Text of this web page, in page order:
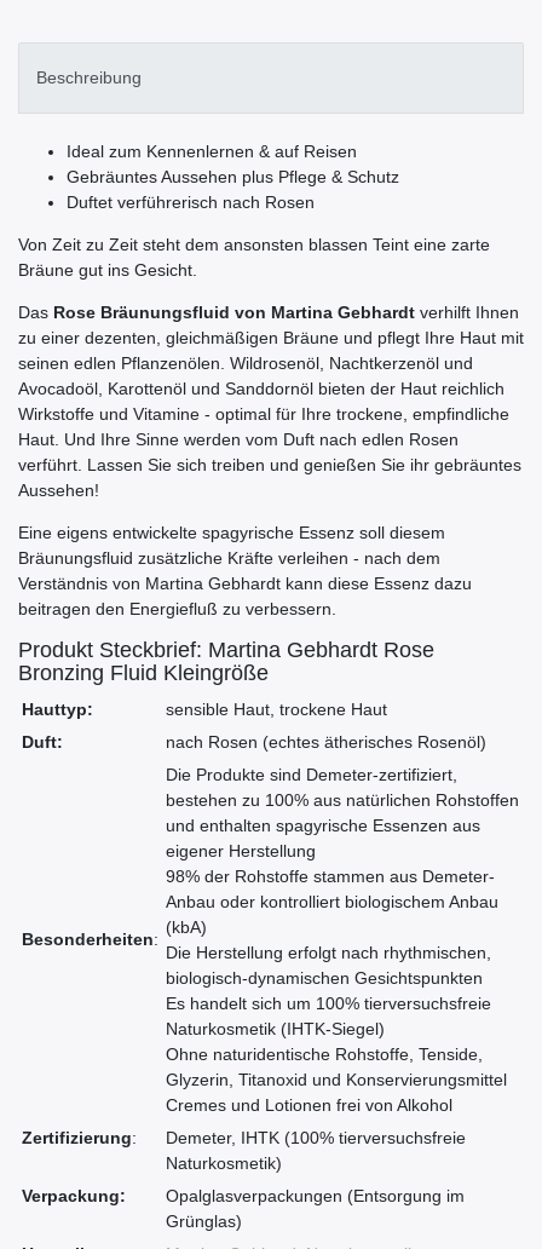
Beschreibung
Ideal zum Kennenlernen & auf Reisen
Gebräuntes Aussehen plus Pflege & Schutz
Duftet verführerisch nach Rosen
Von Zeit zu Zeit steht dem ansonsten blassen Teint eine zarte
Bräune gut ins Gesicht.
Das Rose Bräunungsfluid von Martina Gebhardt verhilft Ihnen
zu einer dezenten, gleichmäßigen Bräune und pflegt Ihre Haut mit
seinen edlen Pflanzenölen. Wildrosenöl, Nachtkerzenöl und
Avocadoöl, Karottenöl und Sanddornöl bieten der Haut reichlich
Wirkstoffe und Vitamine - optimal für Ihre trockene, empfindliche
Haut. Und Ihre Sinne werden vom Duft nach edlen Rosen
verführt. Lassen Sie sich treiben und genießen Sie ihr gebräuntes
Aussehen!
Eine eigens entwickelte spagyrische Essenz soll diesem
Bräunungsfluid zusätzliche Kräfte verleihen - nach dem
Verständnis von Martina Gebhardt kann diese Essenz dazu
beitragen den Energiefluß zu verbessern.
Produkt Steckbrief: Martina Gebhardt Rose
Bronzing Fluid Kleingröße
Hauttyp:
sensible Haut, trockene Haut
Duft:
nach Rosen (echtes ätherisches Rosenöl)
Besonderheiten:
Die Produkte sind Demeter-zertifiziert,
bestehen zu 100% aus natürlichen Rohstoffen
und enthalten spagyrische Essenzen aus
eigener Herstellung
98% der Rohstoffe stammen aus Demeter-
Anbau oder kontrolliert biologischem Anbau
(kbA)
Die Herstellung erfolgt nach rhythmischen,
biologisch-dynamischen Gesichtspunkten
Es handelt sich um 100% tierversuchsfreie
Naturkosmetik (IHTK-Siegel)
Ohne naturidentische Rohstoffe, Tenside,
Glyzerin, Titanoxid und Konservierungsmittel
Cremes und Lotionen frei von Alkohol
Zertifizierung:
Demeter, IHTK (100% tierversuchsfreie
Naturkosmetik)
Verpackung:
Opalglasverpackungen (Entsorgung im
Grünglas)